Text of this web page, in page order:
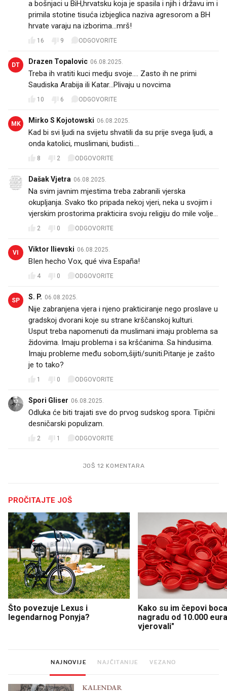
a bošnjaci u BiH,hrvatsku koja je spasila i njih i državu im i
primila stotine tisuća izbjeglica naziva agresorom a BH
hrvate varaju na izborima...mrš!
16 9 ODGOVORITE
DT Drazen Topalovic 06.08.2025.
Treba ih vratiti kuci medju svoje.... Zasto ih ne primi
Saudiska Arabija ili Katar...Plivaju u novcima
10 6 ODGOVORITE
MK Mirko S Kojotowski 06.08.2025.
Kad bi svi ljudi na svijetu shvatili da su prije svega ljudi, a
onda katolici, muslimani, budisti....
8 2 ODGOVORITE
Dašak Vjetra 06.08.2025.
Na svim javnim mjestima treba zabranili vjerska
okupljanja. Svako tko pripada nekoj vjeri, neka u svojim i
vjerskim prostorima prakticira svoju religiju do mile volje...
2 0 ODGOVORITE
VI Viktor Ilievski 06.08.2025.
BIen hecho Vox, qué viva España!
4 0 ODGOVORITE
SP S. P. 06.08.2025.
Nije zabranjena vjera i njeno prakticiranje nego proslave u
gradskoj dvorani koje su strane krščanskoj kulturi.
Usput treba napomenuti da muslimani imaju problema sa
židovima. Imaju problema i sa kršćanima. Sa hindusima.
Imaju probleme među sobom,šijiti/suniti.Pitanje je zašto
je to tako?
1 0 ODGOVORITE
Spori Gliser 06.08.2025.
Odluka će biti trajati sve do prvog sudskog spora. Tipični
desničarski populizam.
2 1 ODGOVORITE
JOŠ 12 KOMENTARA
PROČITAJTE JOŠ
Što povezuje Lexus i
legendarnog Ponyja?
Kako su im čepovi
nagradu od 10.000
vjerovali"
NAJNOVIJE NAJČITANIJE VEZANO
KALENDAR